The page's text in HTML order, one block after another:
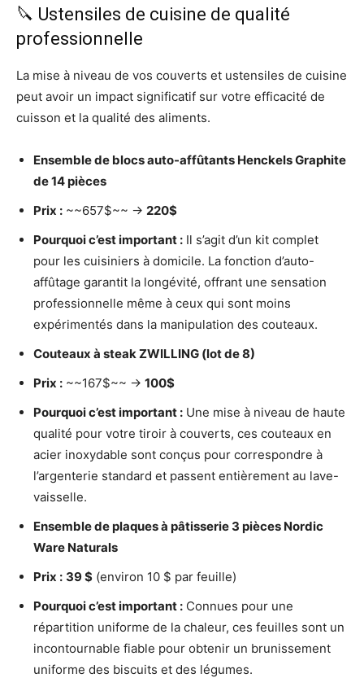
🔪 Ustensiles de cuisine de qualité
professionnelle
La mise à niveau de vos couverts et ustensiles de cuisine
peut avoir un impact significatif sur votre efficacité de
cuisson et la qualité des aliments.
Ensemble de blocs auto-affûtants Henckels Graphite
de 14 pièces
Prix : ~~657$~~ → 220$
Pourquoi c’est important : Il s’agit d’un kit complet
pour les cuisiniers à domicile. La fonction d’auto-
affûtage garantit la longévité, offrant une sensation
professionnelle même à ceux qui sont moins
expérimentés dans la manipulation des couteaux.
Couteaux à steak ZWILLING (lot de 8)
Prix : ~~167$~~ → 100$
Pourquoi c’est important : Une mise à niveau de haute
qualité pour votre tiroir à couverts, ces couteaux en
acier inoxydable sont conçus pour correspondre à
l’argenterie standard et passent entièrement au lave-
vaisselle.
Ensemble de plaques à pâtisserie 3 pièces Nordic
Ware Naturals
Prix : 39 $ (environ 10 $ par feuille)
Pourquoi c’est important : Connues pour une
répartition uniforme de la chaleur, ces feuilles sont un
incontournable fiable pour obtenir un brunissement
uniforme des biscuits et des légumes.